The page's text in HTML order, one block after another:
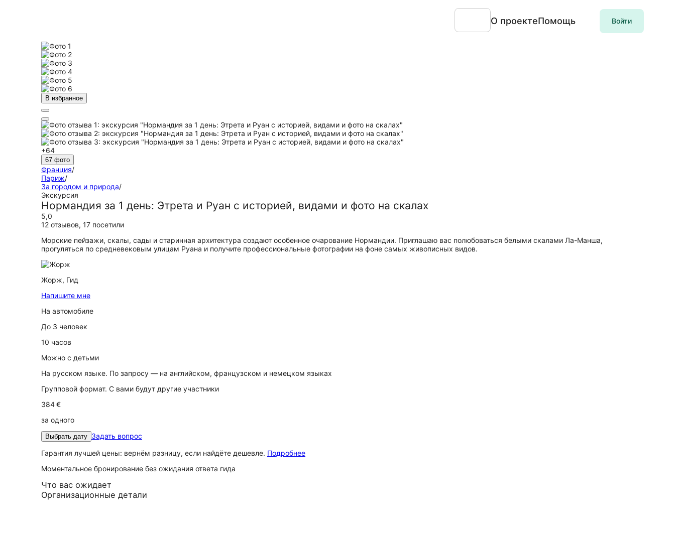
О проектеПомощь Войти
В избранное
+64
67 фото
Франция/
Париж/
За городом и природа/
Экскурсия
Нормандия за 1 день: Этрета и Руан с историей, видами и фото на скалах
5,0
12 отзывов, 17 посетили
Морские пейзажи, скалы, сады и старинная архитектура создают особенное очарование Нормандии. Приглашаю вас полюбоваться белыми скалами Ла-Манша,
прогуляться по средневековым улицам Руана и получите профессиональные фотографии на фоне самых живописных видов.
Жорж, Гид
Напишите мне
На автомобиле
До 3 человек
10 часов
Можно с детьми
На русском языке. По запросу — на английском, французском и немецком языках
Групповой формат. С вами будут другие участники
384 €
за одного
Выбрать дату Задать вопрос
Гарантия лучшей цены: вернём разницу, если найдёте дешевле. Подробнее
Моментальное бронирование без ожидания ответа гида
Что вас ожидает
Организационные детали